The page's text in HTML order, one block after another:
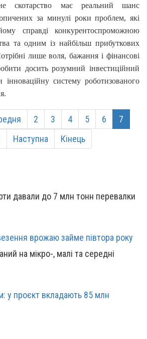
скотарство має реальний шанс
за минулі роки проблем, які
справді конкурентоспроможною
та одним із найбільш прибуткових
лише воля, бажання і фінансові
досить розумний інвестиційний
систему роботизованого
2 3 4 5 6
7
Наступна Кінець
врожаю займе півтора року
у проєкт вкладають 85 млн